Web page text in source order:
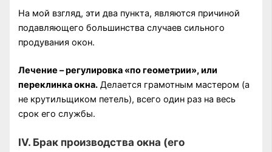
На мой взгляд, эти два пункта, являются причиной
подавляющего большинства случаев сильного
продувания окон.
Лечение – регулировка «по геометрии», или
переклинка окна. Делается грамотным мастером (а
не крутильщиком петель), всего один раз на весь
срок его службы.
IV. Брак производства окна (его